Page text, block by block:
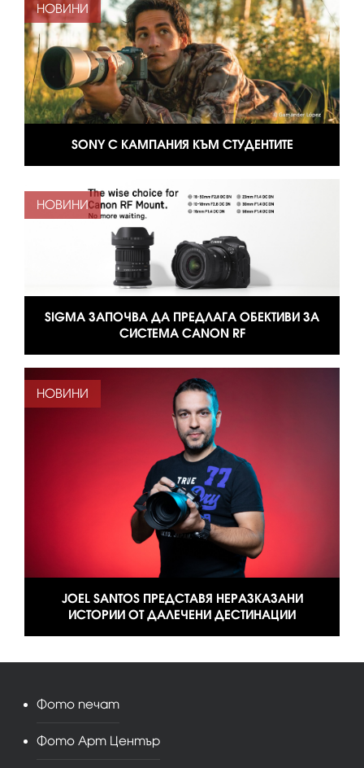
SONY С КАМПАНИЯ КЪМ СТУДЕНТИТЕ
НОВИНИ
SIGMA ЗАПОЧВА ДА ПРЕДЛАГА ОБЕКТИВИ ЗА
СИСТЕМА CANON RF
НОВИНИ
JOEL SANTOS ПРЕДСТАВЯ НЕРАЗКАЗАНИ
ИСТОРИИ ОТ ДАЛЕЧЕНИ ДЕСТИНАЦИИ
НОВИНИ
Фото печат
Фото Арт Център